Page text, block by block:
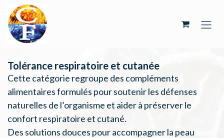
Se rendre au contenu
Tolérance respiratoire et cutanée
Cette catégorie regroupe des compléments
alimentaires formulés pour soutenir les défenses
naturelles de l’organisme et aider à préserver le
confort respiratoire et cutané.
Des solutions douces pour accompagner la peau